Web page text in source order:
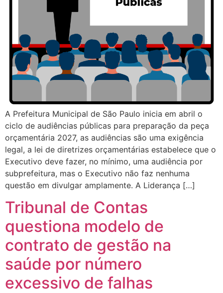
A Prefeitura Municipal de São Paulo inicia em abril o
ciclo de audiências públicas para preparação da peça
orçamentária 2027, as audiências são uma exigência
legal, a lei de diretrizes orçamentárias estabelece que o
Executivo deve fazer, no mínimo, uma audiência por
subprefeitura, mas o Executivo não faz nenhuma
questão em divulgar amplamente. A Liderança […]
Tribunal de Contas
questiona modelo de
contrato de gestão na
saúde por número
excessivo de falhas